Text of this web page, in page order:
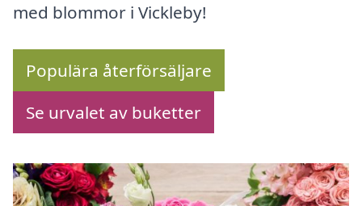
med blommor i Vickleby!
Populära återförsäljare
Se urvalet av buketter